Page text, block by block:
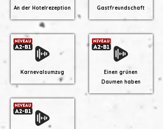
An der Hotelrezeption
Karnevalsumzug
Gastfreundschaft
Einen grünen
Daumen haben